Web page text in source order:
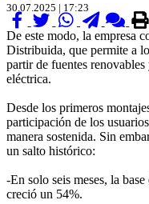
30.07.2025 | 17:23
De este modo, la empresa
Distribuida, que permite a
partir de fuentes
eléctrica.
Desde los primeros
participación de los
manera sostenida. Sin
un salto histórico:
-En solo seis meses, la
creció un 54%.